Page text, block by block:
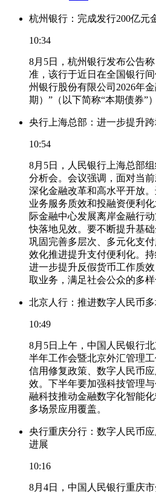
杭州银行：完成发行200亿元
10:34
8月5日，杭州银行发布公告
准，该行于近日在全国银行
州银行股份有限公司2026年
期）”（以下简称“本期债券”）
央行上海总部：进一步提升
10:54
8月5日，人民银行上海总部
分析会。会议强调，面对当
深化金融改革和高水平开放
业务服务质效和投融资便利
际金融中心发展离岸金融行
快落地见效。要不断提升基
巩固完善多层次、多元化支
效化推进提升支付便利化。
进一步提升反假货币工作质
取业务，满足社会公众的多样
北京人行：推进数字人民币
10:49
8月5日上午，中国人民银行
半年工作会暨北京外汇管理
信用修复政策、数字人民币
效。下半年要加强科技管理
融科技推动金融数字化智能
多场景应用覆盖。
央行重庆分行：数字人民币
进展
10:16
8月4日，中国人民银行重庆